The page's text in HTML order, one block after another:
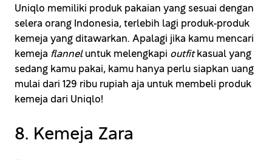
Uniqlo memiliki produk pakaian yang sesuai dengan
selera orang Indonesia, terlebih lagi produk-produk
kemeja yang ditawarkan. Apalagi jika kamu mencari
kemeja flanneluntuk melengkapi outfitkasual yang
sedang kamu pakai, kamu hanya perlu siapkan uang
mulai dari 129 ribu rupiah aja untuk membeli produk
kemeja dari Uniqlo!
8. Kemeja Zara